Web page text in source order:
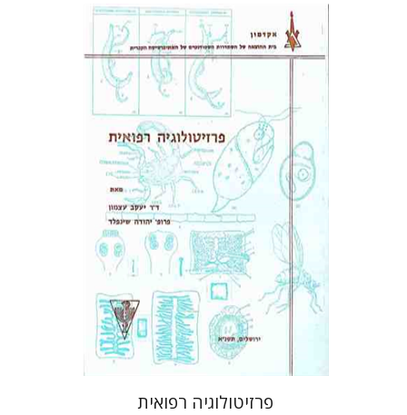
פרופ` יהודה שינפלד יעקב עצמון
פרזיטולוגיה רפואית